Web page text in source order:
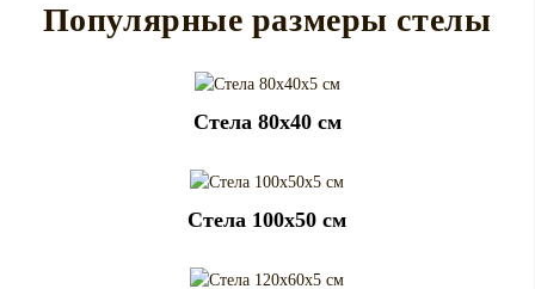
Популярные размеры стелы
Cтела 80x40 см
Cтела 100x50 см